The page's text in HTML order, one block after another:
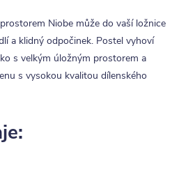
Niobe může do vaší ložnice
a klidný odpočinek. Postel vyhoví
s velkým úložným prostorem a
s vysokou kvalitou dílenského